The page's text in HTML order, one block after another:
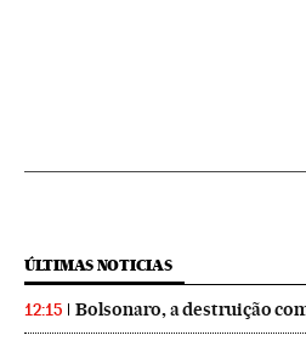
ÚLTIMAS NOTICIAS
12:15 Bolsonaro, a destruição